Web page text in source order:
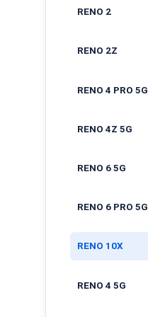
RENO 2
RENO 2Z
RENO 4 PRO 5G
RENO 4Z 5G
RENO 6 5G
RENO 6 PRO 5G
RENO 10X
RENO 4 5G